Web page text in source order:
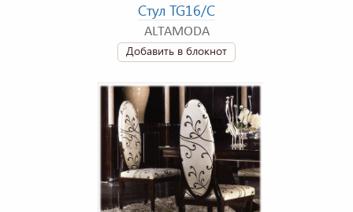
Стул TG16/C
ALTAMODA
Добавить в блокнот